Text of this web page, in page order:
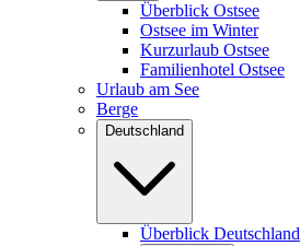
Überblick Ostsee
Ostsee im Winter
Kurzurlaub Ostsee
Familienhotel Ostsee
Urlaub am See
Berge
Deutschland
Überblick Deutschland